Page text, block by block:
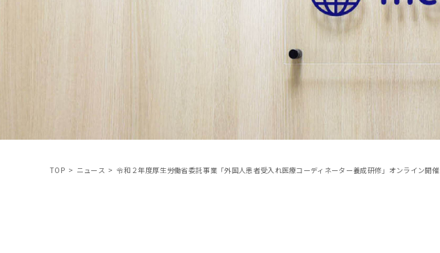
TOP> ニュース >令和２年度厚生労働省委託事業「外国人患者受入れ医療コーディネーター養成研修」オンライン開催